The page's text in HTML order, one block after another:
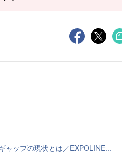
ャップの現状とは／EXPOLINE...